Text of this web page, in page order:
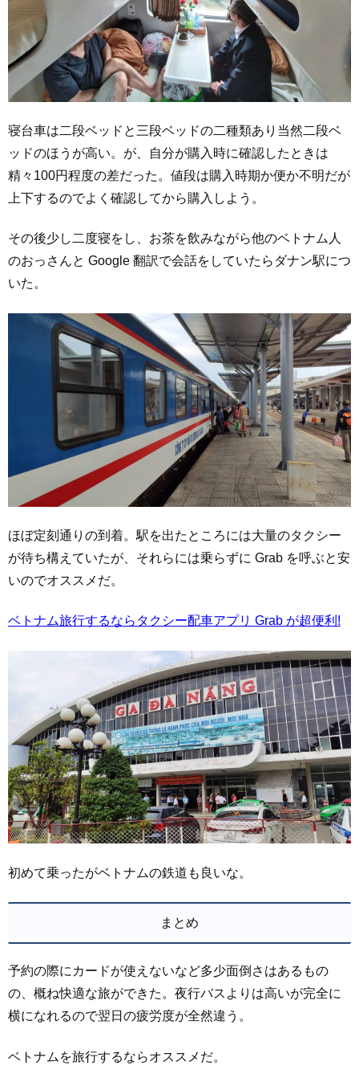
寝台車は二段ベッドと三段ベッドの二種類あり当然二段ベ
ッドのほうが高い。が、自分が購入時に確認したときは
精々100円程度の差だった。値段は購入時期か便か不明だが
上下するのでよく確認してから購入しよう。
その後少し二度寝をし、お茶を飲みながら他のベトナム人
のおっさんと Google 翻訳で会話をしていたらダナン駅につ
いた。
ほぼ定刻通りの到着。駅を出たところには大量のタクシー
が待ち構えていたが、それらには乗らずに Grab を呼ぶと安
いのでオススメだ。
ベトナム旅行するならタクシー配車アプリ Grab が超便利!
初めて乗ったがベトナムの鉄道も良いな。
まとめ
予約の際にカードが使えないなど多少面倒さはあるもの
の、概ね快適な旅ができた。夜行バスよりは高いが完全に
横になれるので翌日の疲労度が全然違う。
ベトナムを旅行するならオススメだ。